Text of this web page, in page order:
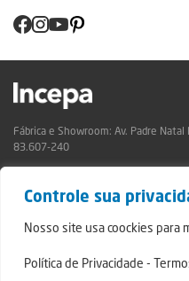
Controle sua
Nosso site usa coockies para
Política de Privacidade -
Fábrica e Showroom: Av. Padre
83.607-240
© 2024 - Incepa Revestimentos